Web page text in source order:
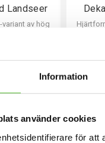
Information
använder cookies
för att
Landseer
variant av hög
Lägg till i favoriter